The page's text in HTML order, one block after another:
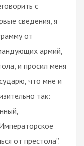
с
сведения, я
от
армий,
и просил меня
что мне и
так:
от престола”.